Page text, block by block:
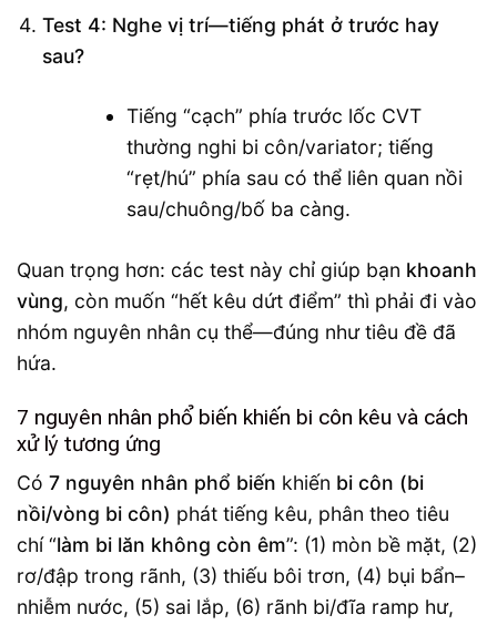
Test 4: Nghe vị trí—tiếng phát ở trước hay
sau?
Tiếng “cạch” phía trước lốc CVT
thường nghi bi côn/variator; tiếng
“rẹt/hú” phía sau có thể liên quan nồi
sau/chuông/bố ba càng.
Quan trọng hơn: các test này chỉ giúp bạn khoanh
vùng, còn muốn “hết kêu dứt điểm” thì phải đi vào
nhóm nguyên nhân cụ thể—đúng như tiêu đề đã
hứa.
7 nguyên nhân phổ biến khiến bi côn kêu và cách
xử lý tương ứng
Có 7 nguyên nhân phổ biến khiến bi côn (bi
nồi/vòng bi côn) phát tiếng kêu, phân theo tiêu
chí “làm bi lăn không còn êm”: (1) mòn bề mặt, (2)
rơ/đập trong rãnh, (3) thiếu bôi trơn, (4) bụi bẩn–
nhiễm nước, (5) sai lắp, (6) rãnh bi/đĩa ramp hư,